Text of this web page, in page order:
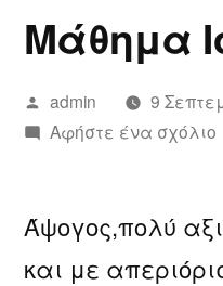
Μάθημα
Συντάχθηκε
από
admin
9
Αφήστε ένα σχόλιο
Άψογος,πολύ
και με